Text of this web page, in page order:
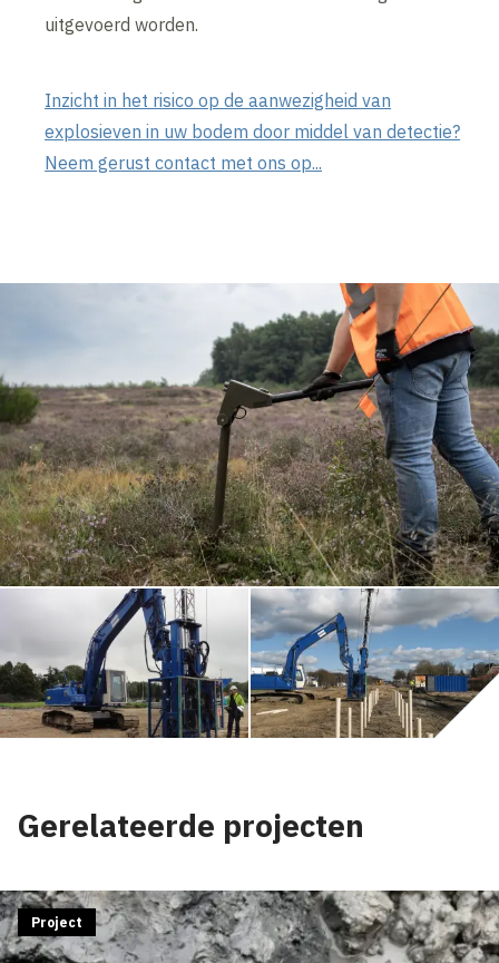
uitgevoerd worden.
Inzicht in het risico op de aanwezigheid van
explosieven in uw bodem door middel van detectie?
Neem gerust contact met ons op...
Gerelateerde projecten
Project